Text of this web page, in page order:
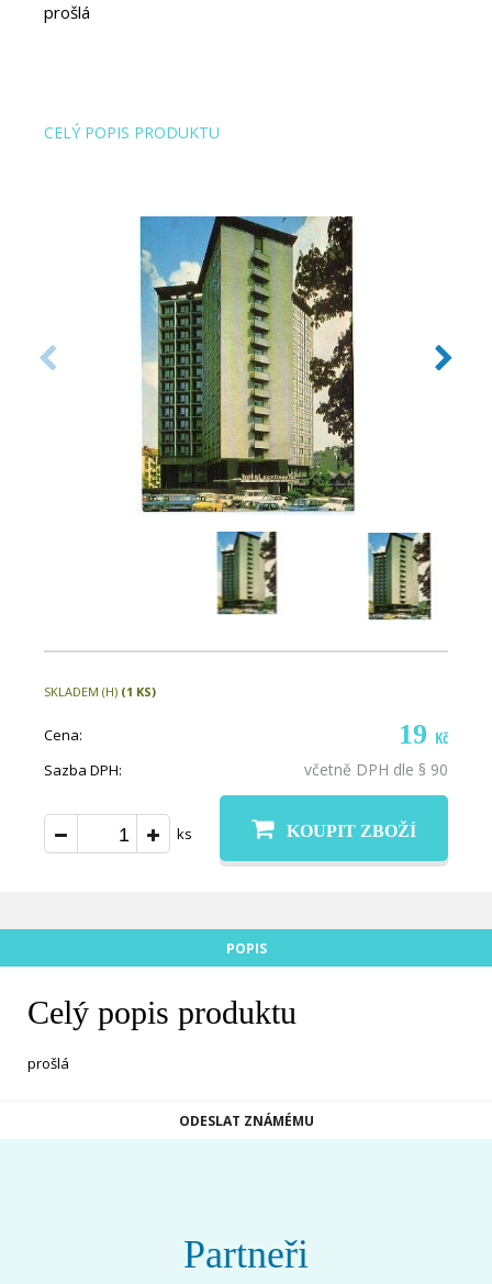
prošlá
CELÝ POPIS PRODUKTU
SKLADEM (H) (1 KS)
Cena: 19 Kč
Sazba DPH: včetně DPH dle § 90
ks KOUPIT ZBOŽÍ
POPIS
Celý popis produktu
prošlá
ODESLAT ZNÁMÉMU
Partneři